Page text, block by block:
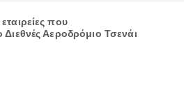
που
Αεροδρόμιο Τσενάι